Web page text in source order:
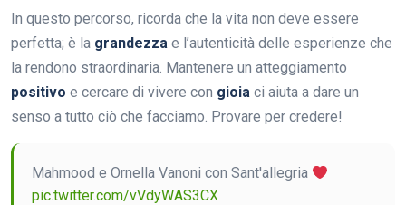
In questo percorso, ricorda che la vita non deve essere
perfetta; è la grandezza e l’autenticità delle esperienze che
la rendono straordinaria. Mantenere un atteggiamento
positivo e cercare di vivere con gioia ci aiuta a dare un
senso a tutto ciò che facciamo. Provare per credere!
Mahmood e Ornella Vanoni con Sant'allegria
pic.twitter.com/vVdyWAS3CX